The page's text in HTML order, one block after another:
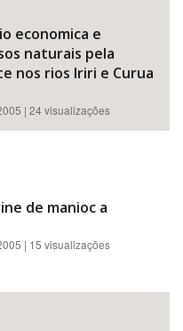
economica e
naturais pela
nos rios Iriri e Curua
| 24 visualizações
de manioc a
| 15 visualizações